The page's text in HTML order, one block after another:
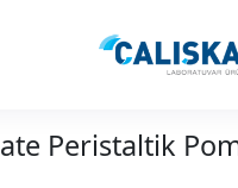
Peristaltik